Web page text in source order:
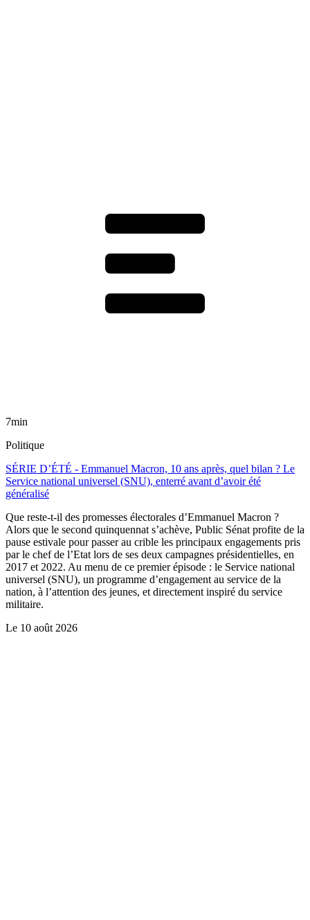
7min
Politique
SÉRIE D’ÉTÉ - Emmanuel Macron, 10 ans après, quel bilan ? Le
Service national universel (SNU), enterré avant d’avoir été
généralisé
Que reste-t-il des promesses électorales d’Emmanuel Macron ?
Alors que le second quinquennat s’achève, Public Sénat profite de la
pause estivale pour passer au crible les principaux engagements pris
par le chef de l’Etat lors de ses deux campagnes présidentielles, en
2017 et 2022. Au menu de ce premier épisode : le Service national
universel (SNU), un programme d’engagement au service de la
nation, à l’attention des jeunes, et directement inspiré du service
militaire.
Le 10 août 2026